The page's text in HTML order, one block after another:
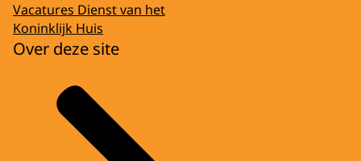
Vacatures Dienst van het
Koninklijk Huis
Over deze site